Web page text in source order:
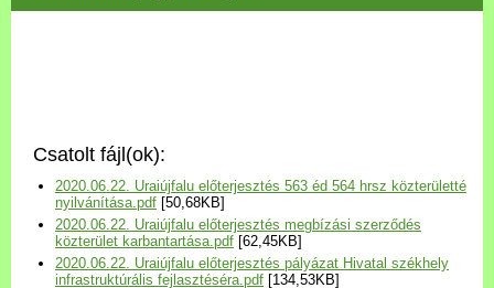
Választási információk
Versenyképes Járások
Program
Csatolt fájl(ok):
2020.06.22. Uraiújfalu előterjesztés 563 éd 564 hrsz közterületté
nyilvánítása.pdf [50,68KB]
2020.06.22. Uraiújfalu előterjesztés megbízási szerződés
közterület karbantartása.pdf [62,45KB]
2020.06.22. Uraiújfalu előterjesztés pályázat Hivatal székhely
infrastruktúrális fejlasztéséra.pdf [134,53KB]